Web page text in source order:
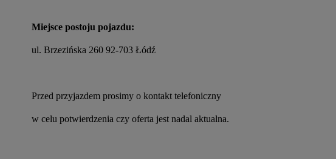
Miejsce postoju pojazdu:
ul. Brzezińska 260 92-703 Łódź
Przed przyjazdem prosimy o kontakt telefoniczny
w celu potwierdzenia czy oferta jest nadal aktualna.